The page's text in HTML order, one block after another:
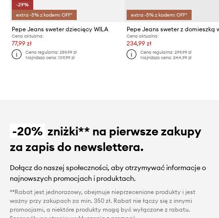
-29%
extra -5% z kodem: OFF*
Pepe Jeans sweter dziecięcy WILA
Cena aktualna:
77,99 zł
Cena regularna:259,99 zł
Najniższa cena:109,99 zł
extra -5% z kodem: OFF*
Cena aktualna:
234,99 zł
Cena regularna: 299,99 zł
Najniższa cena: 244,99 zł
-20% zniżki** na pierwsze zakupy
za zapis do newslettera.
Dołącz do naszej społeczności, aby otrzymywać informacje o
najnowszych promocjach i produktach.
**Rabat jest jednorazowy, obejmuje nieprzecenione produkty i jest
ważny przy zakupach za min. 350 zł. Rabat nie łączy się z innymi
promocjami, a niektóre produkty mogą być wyłączone z rabatu.